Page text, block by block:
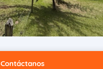
Contáctanos